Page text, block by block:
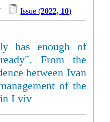
Issue (2022, 10)
has enough of
From the
between Ivan
of the
Lviv